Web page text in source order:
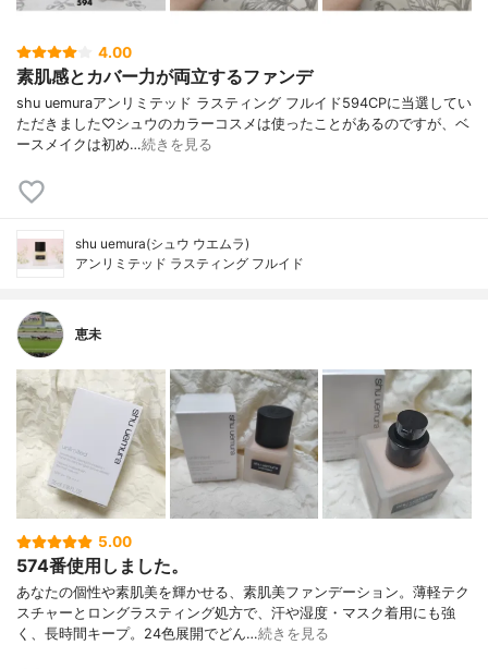
4.00
素肌感とカバー力が両立するファンデ
shu uemuraアンリミテッド ラスティング フルイド594CPに当選してい
ただきました♡シュウのカラーコスメは使ったことがあるのですが、ベ
ースメイクは初め…続きを見る
shu uemura(シュウ ウエムラ)
アンリミテッド ラスティング フルイド
恵未
5.00
574番使用しました。
あなたの個性や素肌美を輝かせる、素肌美ファンデーション。薄軽テク
スチャーとロングラスティング処方で、汗や湿度・マスク着用にも強
く、長時間キープ。24色展開でどん…続きを見る